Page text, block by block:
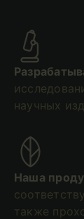
научных
Наша
также